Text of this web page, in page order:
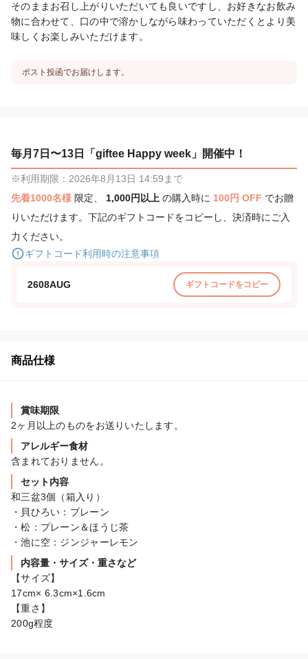
そのままお召し上がりいただいても良いですし、お好きなお飲み
物に合わせて、口の中で溶かしながら味わっていただくとより美
味しくお楽しみいただけます。
ポスト投函でお届けします。
毎月7日〜13日「giftee Happy week」開催中！
※利用期限：2026年8月13日 14:59まで
先着1000名様 限定、 1,000円以上 の購入時に 100円 OFF でお贈
りいただけます。下記のギフトコードをコピーし、決済時にご入
力ください。
ギフトコード利用時の注意事項
2608AUG ギフトコードをコピー
商品仕様
賞味期限
2ヶ月以上のものをお送りいたします。
アレルギー食材
含まれておりません。
セット内容
和三盆3個（箱入り）
・貝ひろい：プレーン
・松：プレーン＆ほうじ茶
・池に空：ジンジャーレモン
内容量・サイズ・重さなど
【サイズ】
17cm× 6.3cm×1.6cm
【重さ】
200g程度